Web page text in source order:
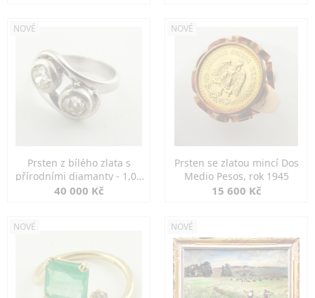
NOVÉ
Prsten z bílého zlata s
přírodními diamanty - 1,00
ct
40 000 Kč
NOVÉ
Prsten se zlatou mincí Dos
Medio Pesos, rok 1945
15 600 Kč
NOVÉ NOVÉ